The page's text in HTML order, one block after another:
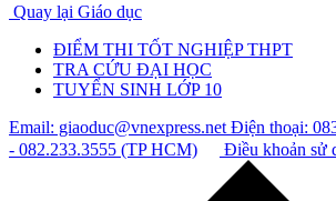
Quay lại Giáo dục
ĐIỂM THI TỐT NGHIỆP THPT
TRA CỨU ĐẠI HỌC
TUYỂN SINH LỚP 10
Email: giaoduc@vnexpress.net Điện thoại:
- 082.233.3555 (TP HCM)
Điều khoản sử